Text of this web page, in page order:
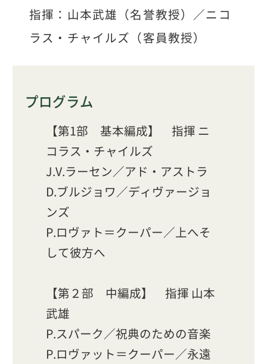
指揮：山本武雄（名誉教授）／ニコ
ラス・チャイルズ（客員教授）
プログラム
【第1部 基本編成】 指揮 ニ
コラス・チャイルズ
J.V.ラーセン／アド・アストラ
D.ブルジョワ／ディヴァージョ
ンズ
P.ロヴァト＝クーパー／上へそ
して彼方へ
【第２部 中編成】 指揮 山本
武雄
P.スパーク／祝典のための音楽
P.ロヴァット＝クーパー／永遠